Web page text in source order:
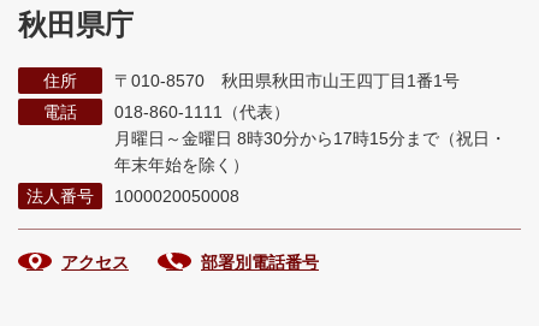
秋田県庁
住所
〒010-8570 秋田県秋田市山王四丁目1番1号
電話
018-860-1111（代表）
月曜日～金曜日 8時30分から17時15分まで （祝日・
年末年始を除く）
法人番号
1000020050008
アクセス 部署別電話番号